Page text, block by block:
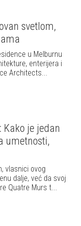
svetlom,
u Melburnu
enterijera i
Architects...
Kako je jedan
umetnosti,
vlasnici ovog
dalje, već da svoj
Quatre Murs t...